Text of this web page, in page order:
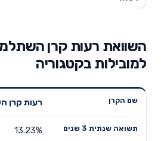
השוואת רעות קרן
למובילות בקטגוריה
שנים
רעות קרן
13.23%